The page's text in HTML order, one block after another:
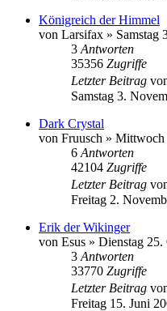
Königreich der Himmel
von Larsifax » Samstag
3 Antworten
35356 Zugriffe
Letzter Beitrag
Samstag 3.
Dark Crystal
von Fruusch » Mittwoch
6 Antworten
42104 Zugriffe
Letzter Beitrag
Freitag 2.
Erik der Wikinger
von Esus » Dienstag
3 Antworten
33770 Zugriffe
Letzter Beitrag
Freitag 15. Juni